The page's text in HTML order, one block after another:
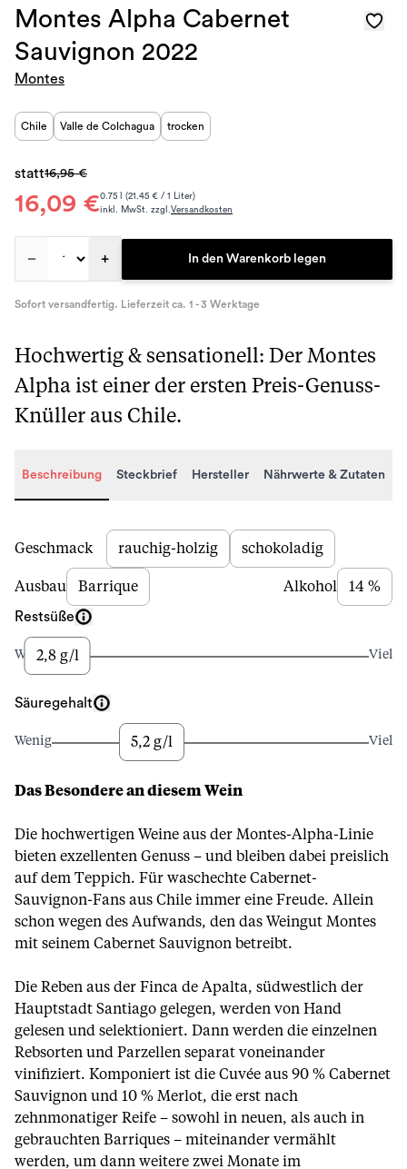
Montes Alpha Cabernet
Sauvignon 2022
Montes
Chile Valle de Colchagua trocken
16,09 €
statt16,95 €
0.75 l (21.45 € / 1 Liter)
inkl. MwSt. zzgl.Versandkosten
– + In den Warenkorb legen
Sofort versandfertig. Lieferzeit ca. 1 - 3 Werktage
Hochwertig & sensationell: Der Montes
Alpha ist einer der ersten Preis-Genuss-
Knüller aus Chile.
Beschreibung Steckbrief Hersteller Nährwerte & Zutaten
Beschreibung
Geschmack rauchig-holzig schokoladig
Ausbau Barrique Alkohol 14 %
Restsüße
Wenig2,8 g/l Viel
Säuregehalt
Wenig 5,2 g/l Viel
Das Besondere an diesem Wein
Die hochwertigen Weine aus der Montes-Alpha-Linie
bieten exzellenten Genuss – und bleiben dabei preislich
auf dem Teppich. Für waschechte Cabernet-
Sauvignon-Fans aus Chile immer eine Freude. Allein
schon wegen des Aufwands, den das Weingut Montes
mit seinem Cabernet Sauvignon betreibt.
Die Reben aus der Finca de Apalta, südwestlich der
Hauptstadt Santiago gelegen, werden von Hand
gelesen und selektioniert. Dann werden die einzelnen
Rebsorten und Parzellen separat voneinander
vinifiziert. Komponiert ist die Cuvée aus 90 % Cabernet
Sauvignon und 10 % Merlot, die erst nach
zehnmonatiger Reife – sowohl in neuen, als auch in
gebrauchten Barriques – miteinander vermählt
werden, um dann weitere zwei Monate im